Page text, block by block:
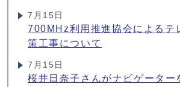
7月15日
700MHz利用推進協会によるテ
策工事について
7月15日
桜井日奈子さんがナビゲーター